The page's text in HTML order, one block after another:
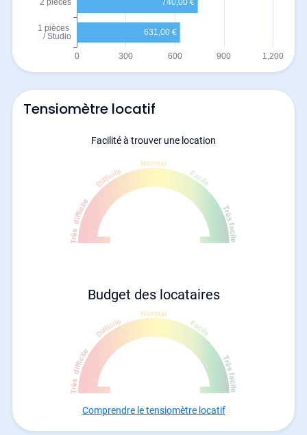
Tensiomètre locatif
Facilité à trouver une location
Budget des locataires
Comprendre le tensiomètre locatif